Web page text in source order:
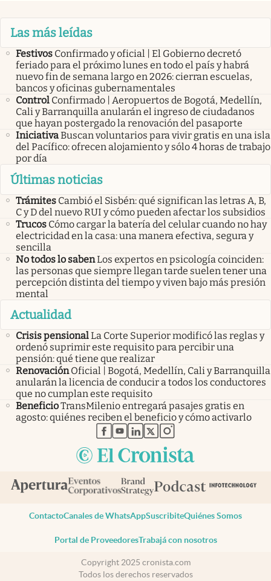
Las más leídas
Festivos Confirmado y oficial | El Gobierno decretó
feriado para el próximo lunes en todo el país y habrá
nuevo fin de semana largo en 2026: cierran escuelas,
bancos y oficinas gubernamentales
Control Confirmado | Aeropuertos de Bogotá, Medellín,
Cali y Barranquilla anularán el ingreso de ciudadanos
que hayan postergado la renovación del pasaporte
IniciativaBuscan voluntarios para vivir gratis en una isla
del Pacífico: ofrecen alojamiento y sólo 4 horas de trabajo
por día
Últimas noticias
Trámites Cambió el Sisbén: qué significan las letras A, B,
C y D del nuevo RUI y cómo pueden afectar los subsidios
Trucos Cómo cargar la batería del celular cuando no hay
electricidad en la casa: una manera efectiva, segura y
sencilla
No todos lo sabenLos expertos en psicología coinciden:
las personas que siempre llegan tarde suelen tener una
percepción distinta del tiempo y viven bajo más presión
mental
Actualidad
Crisis pensionalLa Corte Superior modificó las reglas y
ordenó suprimir este requisito para percibir una
pensión: qué tiene que realizar
Renovación Oficial | Bogotá, Medellín, Cali y Barranquilla
anularán la licencia de conducir a todos los conductores
que no cumplan este requisito
BeneficioTransMilenio entregará pasajes gratis en
agosto: quiénes reciben el beneficio y cómo activarlo
abre en nueva pestaña
abre en nueva pestaña
abre en nueva pestaña
abre en nueva pestaña
abre en nueva pestaña
ContactoCanales de WhatsAppSuscribiteQuiénes Somos
Portal de ProveedoresTrabajá con nosotros
Copyright 2025 cronista.com
Todos los derechos reservados